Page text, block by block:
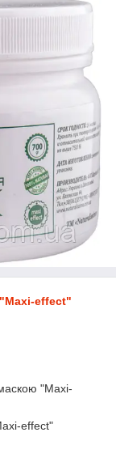
"Maxi-effect"
"Maxi-
effect"